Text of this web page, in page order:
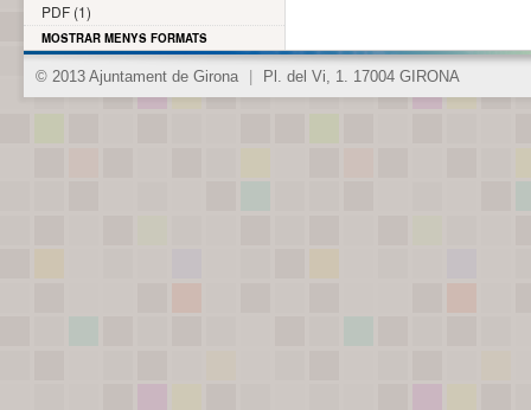
PDF (1)
MOSTRAR MENYS FORMATS
© 2013 Ajuntament de Girona Pl. del Vi, 1. 17004 GIRONA